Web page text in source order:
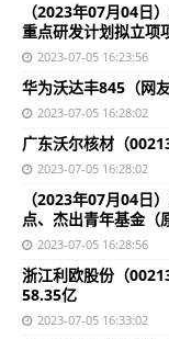
（2023年07月04日
重点研发计划拟立项
2023-07-05 16:23:56
华为沃达丰845（网
2023-07-05 16:28:02
广东沃尔核材（
2023-07-05 16:28:02
（2023年07月04日
点、杰出青年基金（
2023-07-05 16:28:56
浙江利欧股份（
58.35亿
2023-07-05 16:33:02